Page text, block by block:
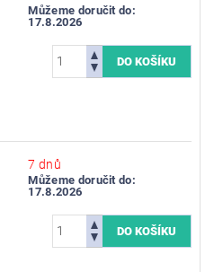
Můžeme doručit do:
17.8.2026
7 dnů
Můžeme doručit do:
17.8.2026